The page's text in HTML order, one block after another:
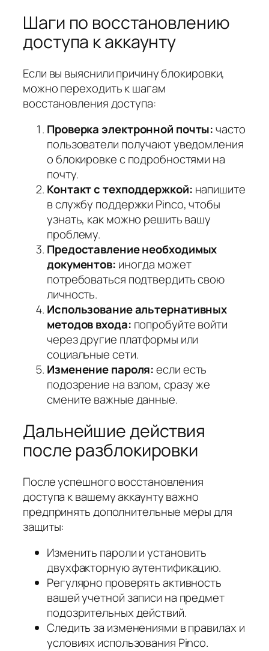
Шаги по восстановлению
доступа к аккаунту
Если вы выяснили причину блокировки,
можно переходить к шагам
восстановления доступа:
Проверка электронной почты:часто
пользователи получают уведомления
о блокировке с подробностями на
почту.
Контакт с техподдержкой: напишите
в службу поддержки Pinco, чтобы
узнать, как можно решить вашу
проблему.
Предоставление необходимых
документов: иногда может
потребоваться подтвердить свою
личность.
Использование альтернативных
методов входа: попробуйте войти
через другие платформы или
социальные сети.
Изменение пароля:если есть
подозрение на взлом, сразу же
смените важные данные.
Дальнейшие действия
после разблокировки
После успешного восстановления
доступа к вашему аккаунту важно
предпринять дополнительные меры для
защиты:
Изменить пароли и установить
двухфакторную аутентификацию.
Регулярно проверять активность
вашей учетной записи на предмет
подозрительных действий.
Следить за изменениями в правилах и
условиях использования Pinco.